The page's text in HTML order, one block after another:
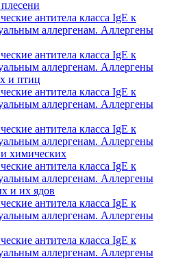
антитела класса IgE к
аллергенам. Аллергены
антитела класса IgE к
аллергенам. Аллергены
и птиц
антитела класса IgE к
аллергенам. Аллергены
антитела класса IgE к
аллергенам. Аллергены
и химических
антитела класса IgE к
аллергенам. Аллергены
и их ядов
антитела класса IgE к
аллергенам. Аллергены
антитела класса IgE к
аллергенам. Аллергены